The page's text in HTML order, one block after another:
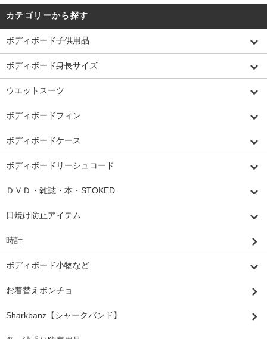
カテゴリーから探す
ボディボード子供用品
ボディボード身長サイズ
ウエットスーツ
ボディボードフィン
ボディボードケース
ボディボードリーシュコード
ＤＶＤ・雑誌・本・STOKED
日焼け防止アイテム
時計
ボディボード小物など
お着替えポンチョ
Sharkbanz【シャークバンド】